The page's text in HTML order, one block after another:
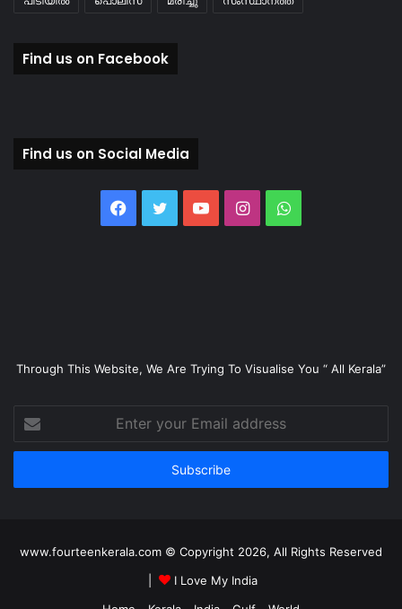
Find us on Facebook
Find us on Social Media
Facebook
TwitterYouTubeInstagramWhatsApp
Through This Website, We Are Trying To Visualise You “ All Kerala”
your
Email
www.fourteenkerala.com © Copyright 2026, All Rights Reserved
I Love My India